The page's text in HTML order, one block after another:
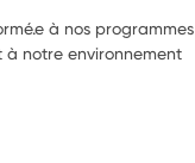
à nos programmes
à notre environnement